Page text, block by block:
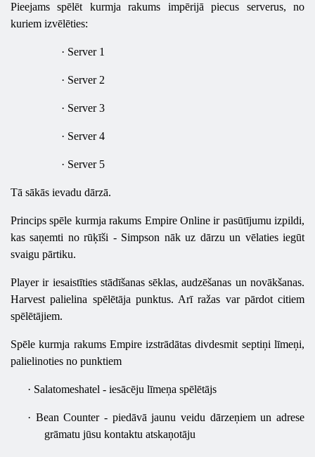
Pieejams spēlēt kurmja rakums impērijā piecus serverus, no
kuriem izvēlēties:
· Server 1
· Server 2
· Server 3
· Server 4
· Server 5
Tā sākās ievadu dārzā.
Princips spēle kurmja rakums Empire Online ir pasūtījumu izpildi,
kas saņemti no rūķīši - Simpson nāk uz dārzu un vēlaties iegūt
svaigu pārtiku.
Player ir iesaistīties stādīšanas sēklas, audzēšanas un novākšanas.
Harvest palielina spēlētāja punktus. Arī ražas var pārdot citiem
spēlētājiem.
Spēle kurmja rakums Empire izstrādātas divdesmit septiņi līmeņi,
palielinoties no punktiem
· Salatomeshatel - iesācēju līmeņa spēlētājs
· Bean Counter - piedāvā jaunu veidu dārzeņiem un adrese
grāmatu jūsu kontaktu atskaņotāju